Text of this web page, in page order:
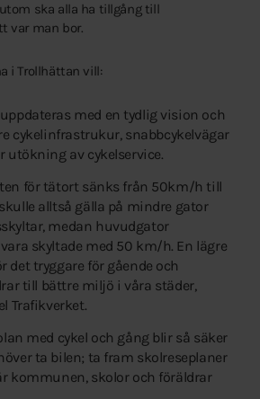
ska alla ha tillgång till
var man bor.
i Trollhättan vill:
med en tydlig vision och
cykelinfrastrukur, snabbcykelvägar
utökning av cykelservice.
för tätort sänks från 50km/h till
alltså gälla på mindre gator
medan huvudgator
skyltade med 50 km/h. En lägre
det tryggare för gående och
till bättre miljö i våra städer,
Trafikverket.
med cykel och gång blir så säker
ta bilen; ta fram skolreseplaner
kommunen, skolor och föräldrar